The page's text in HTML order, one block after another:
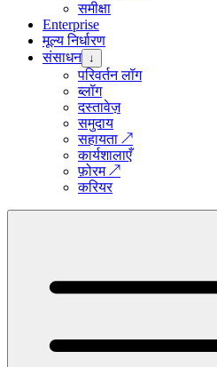
समीक्षा
Enterprise
मूल्य निर्धारण
संसाधन ↓
परिवर्तन लॉग
ब्लॉग
दस्तावेज़
समुदाय
सहायता ↗
कार्यशालाएँ
फ़ोरम↗
करियर